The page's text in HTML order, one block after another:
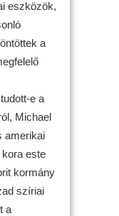
eszközök,
a
e a
Michael
amerikai
este
kormány
szíriai
a